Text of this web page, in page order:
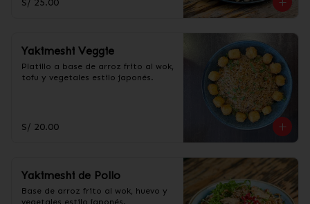
S/ 25.00
Yakimeshi Veggie
Platillo a base de arroz frito al wok,
tofu y vegetales estilo japonés.
S/ 20.00
Yakimeshi de Pollo
Base de arroz frito al wok, huevo y
vegetales estilo japonés.